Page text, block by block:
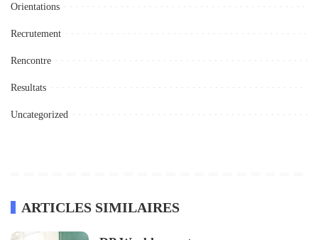
Orientations
Recrutement
Rencontre
Resultats
Uncategorized
ARTICLES SIMILAIRES